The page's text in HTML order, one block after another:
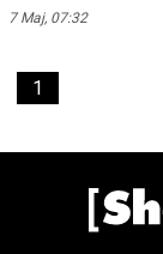
7 Maj, 07:32
1